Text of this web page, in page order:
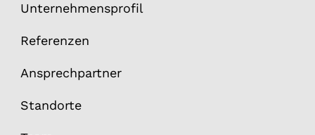
Unternehmensprofil
Referenzen
Ansprechpartner
Standorte